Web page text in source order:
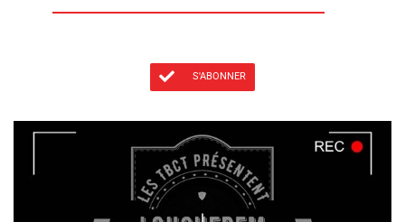
S'ABONNER